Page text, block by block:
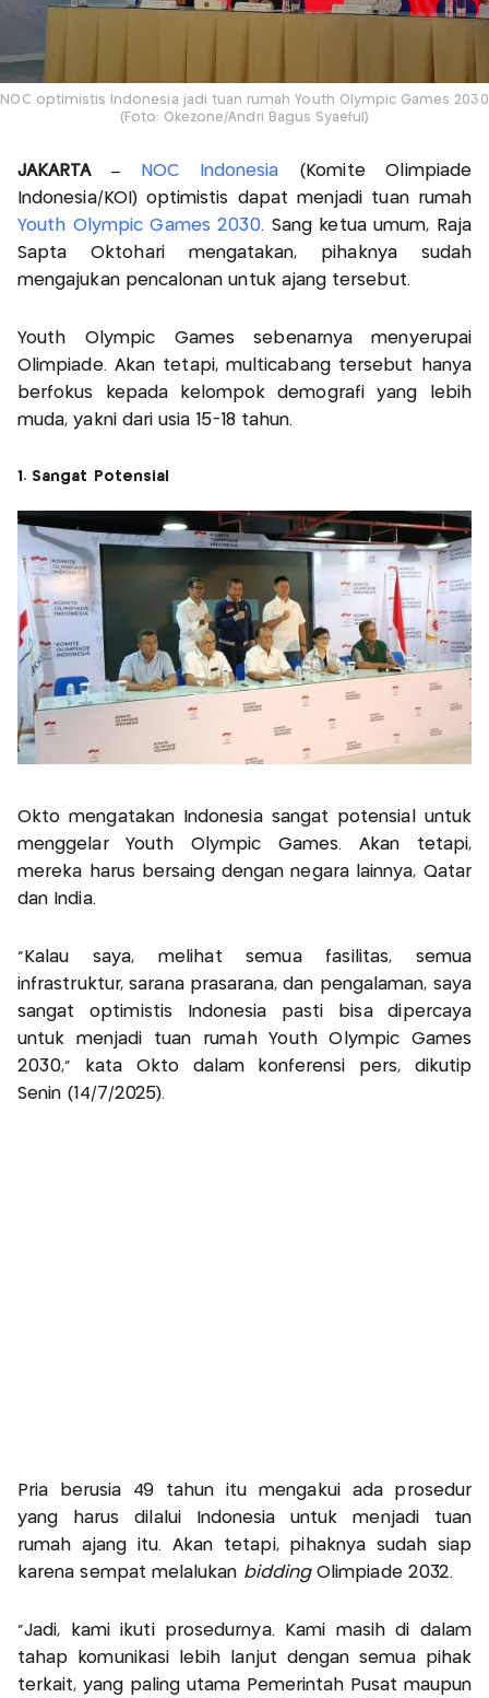
NOC optimistis Indonesia jadi tuan rumah Youth Olympic Games 2030
(Foto: Okezone/Andri Bagus Syaeful)
JAKARTA – NOC Indonesia (Komite Olimpiade
Indonesia/KOI) optimistis dapat menjadi tuan rumah
Youth Olympic Games 2030. Sang ketua umum, Raja
Sapta Oktohari mengatakan, pihaknya sudah
mengajukan pencalonan untuk ajang tersebut.
Youth Olympic Games sebenarnya menyerupai
Olimpiade. Akan tetapi, multicabang tersebut hanya
berfokus kepada kelompok demografi yang lebih
muda, yakni dari usia 15-18 tahun.
1. Sangat Potensial
Okto mengatakan Indonesia sangat potensial untuk
menggelar Youth Olympic Games. Akan tetapi,
mereka harus bersaing dengan negara lainnya, Qatar
dan India.
"Kalau saya, melihat semua fasilitas, semua
infrastruktur, sarana prasarana, dan pengalaman, saya
sangat optimistis Indonesia pasti bisa dipercaya
untuk menjadi tuan rumah Youth Olympic Games
2030," kata Okto dalam konferensi pers, dikutip
Senin (14/7/2025).
Pria berusia 49 tahun itu mengakui ada prosedur
yang harus dilalui Indonesia untuk menjadi tuan
rumah ajang itu. Akan tetapi, pihaknya sudah siap
karena sempat melalukan biddingOlimpiade 2032.
"Jadi, kami ikuti prosedurnya. Kami masih di dalam
tahap komunikasi lebih lanjut dengan semua pihak
terkait, yang paling utama Pemerintah Pusat maupun